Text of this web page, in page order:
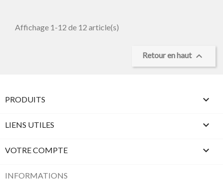
Affichage 1-12 de 12 article(s)
Retour en haut 
PRODUITS 
LIENS UTILES 
VOTRE COMPTE 
INFORMATIONS